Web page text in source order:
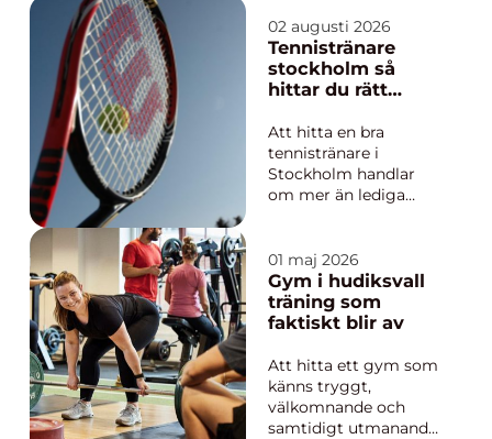
02 augusti 2026
Tennistränare
stockholm så
hittar du rätt
utveckling
Att hitta en bra
tennistränare i
Stockholm handlar
om mer än lediga
tränare lyfter inte bara
tekniken, utan också
speluppfattningen,
fysiken och
många blir relationen
till tränaren
avgörande ...
01 maj 2026
Gym i hudiksvall
träning som
faktiskt blir av
Att hitta ett gym som
känns tryggt,
välkomnande och
samtidigt utmanande